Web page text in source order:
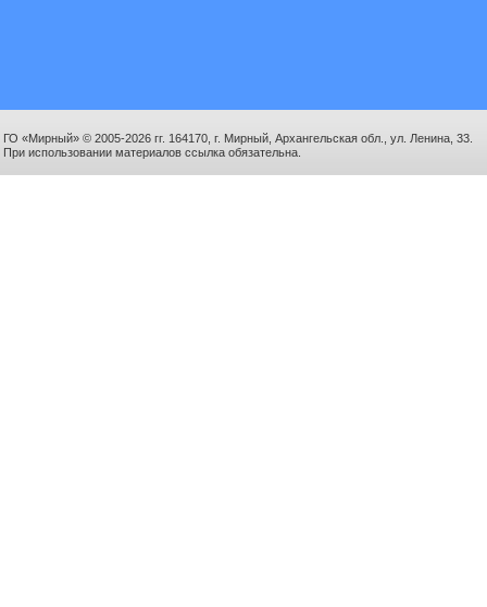
ГО «Мирный» © 2005-2026 гг. 164170, г. Мирный, Архангельская обл., ул. Ленина, 33.
При использовании материалов ссылка обязательна.